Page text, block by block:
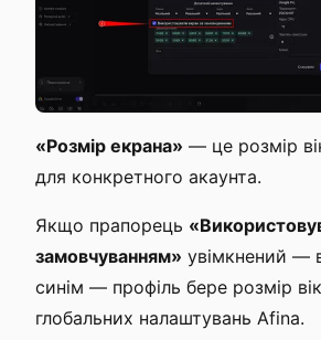
«Розмір екрана» — це розмір
для конкретного акаунта.
Якщо прапорець
замовчуванням» увімкнений —
синім — профіль бере розмір
глобальних налаштувань Afina.